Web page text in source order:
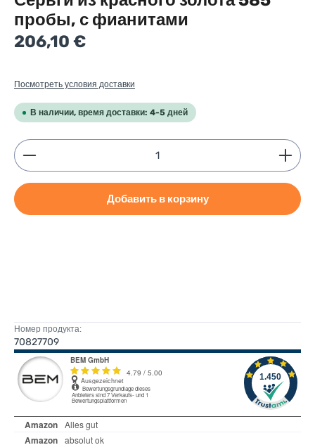
пробы, с фианитами
Regular price:
206,10 €
Посмотреть условия доставки
В наличии, время доставки: 4-5 дней
Product Quantity: Enter the desired amount or
Добавить в корзину
Номер продукта:
70827709